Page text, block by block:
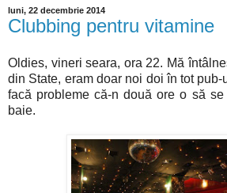
luni, 22 decembrie 2014
Clubbing pentru vitamine
Oldies, vineri seara, ora 22. Mă
din State, eram doar noi doi în tot
facă probleme că-n două ore o să
baie.